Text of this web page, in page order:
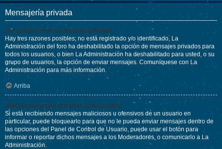
Mensajería privada
¡No puedo enviar un mensaje privado!
Hay tres razones posibles; no está registrado y/o identificado, La
Administración del foro ha deshabilitado la opción de mensajes privados para
todos los usuarios, o bien La Administración ha deshabilitado para usted, o su
grupo de usuarios, la opción de enviar mensajes. Comuníquese con La
Administración para más información.
Arriba
¡Recibo mensajes privados no deseados!
Si está recibiendo mensajes maliciosos u ofensivos de un usuario en
particular, puede bloquearlo para que no le pueda enviar mensajes dentro de
las opciones del Panel de Control de Usuario, puede usar el botón para
informar o reportar dichos mensajes a los Moderadores, o comunicarlo a La
Administración.